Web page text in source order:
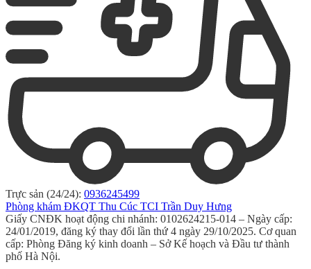
Trực sản (24/24): 0936245499
Phòng khám ĐKQT Thu Cúc TCI Trần Duy Hưng
Giấy CNĐK hoạt động chi nhánh: 0102624215-014 – Ngày cấp:
24/01/2019, đăng ký thay đổi lần thứ 4 ngày 29/10/2025. Cơ quan
cấp: Phòng Đăng ký kinh doanh – Sở Kế hoạch và Đầu tư thành
phố Hà Nội.